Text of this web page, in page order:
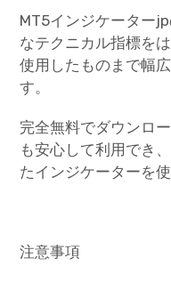
MT5インジケーター
なテクニカル指標を
使用したものまで幅
す。
完全無料でダウンロ
も安心して利用でき
たインジケーターを
注意事項